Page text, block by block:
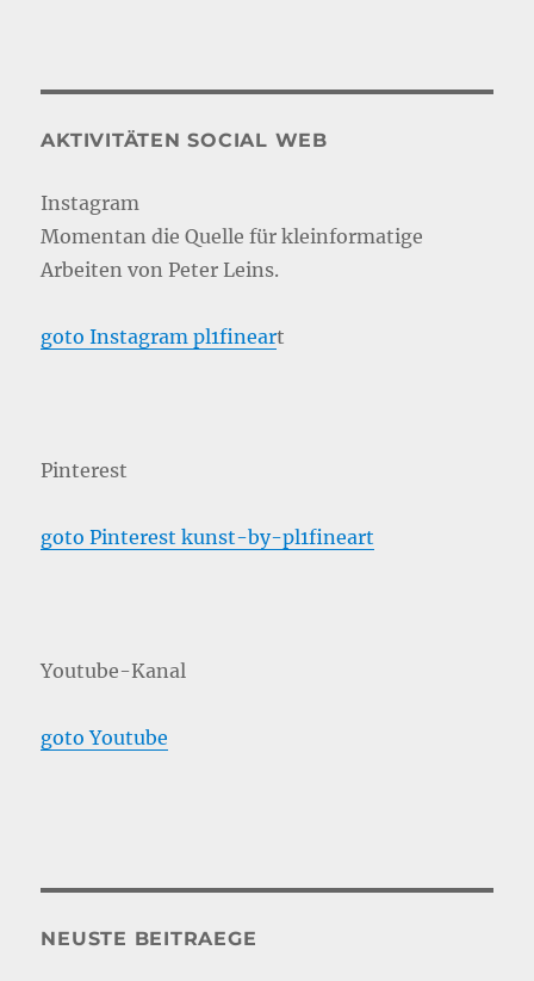
AKTIVITÄTEN SOCIAL WEB
Instagram
Momentan die Quelle für kleinformatige
Arbeiten von Peter Leins.
goto Instagram pl1fineart
Pinterest
goto Pinterest kunst-by-pl1fineart
Youtube-Kanal
goto Youtube
NEUSTE BEITRAEGE